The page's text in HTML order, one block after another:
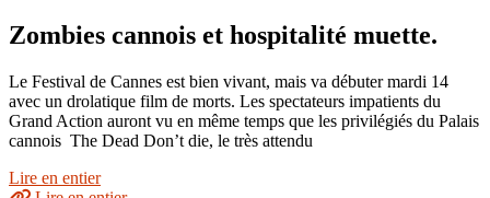
Zombies cannois et hospitalité muette.
Le Festival de Cannes est bien vivant, mais va débuter mardi 14
avec un drolatique film de morts. Les spectateurs impatients du
Grand Action auront vu en même temps que les privilégiés du Palais
cannois The Dead Don’t die, le très attendu
Lire en entier